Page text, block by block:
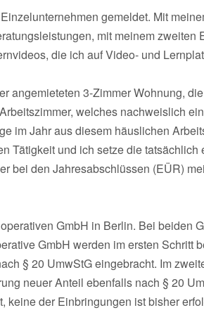
gemeldet. Mit
mit meinem zweiten
die ich auf Video- und
angemieteten 3-Zimmer Wohnung,
welches nachweislich
im Jahr aus diesem häuslichen
Tätigkeit und ich setze die tatsächlich
bei den Jahresabschlüssen (EÜR)
GmbH in Berlin. Bei beiden
GmbH werden im ersten Schritt
§ 20 UmwStG eingebracht. Im
neuer Anteil ebenfalls nach § 20
keine der Einbringungen ist bisher